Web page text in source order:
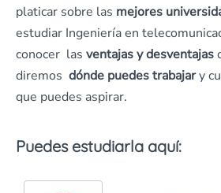
platicar sobre las mejores
estudiar Ingeniería en
conocer las ventajas y desventajas
diremos dónde puedes trabajary
que puedes aspirar.
Puedes estudiarla aquí: